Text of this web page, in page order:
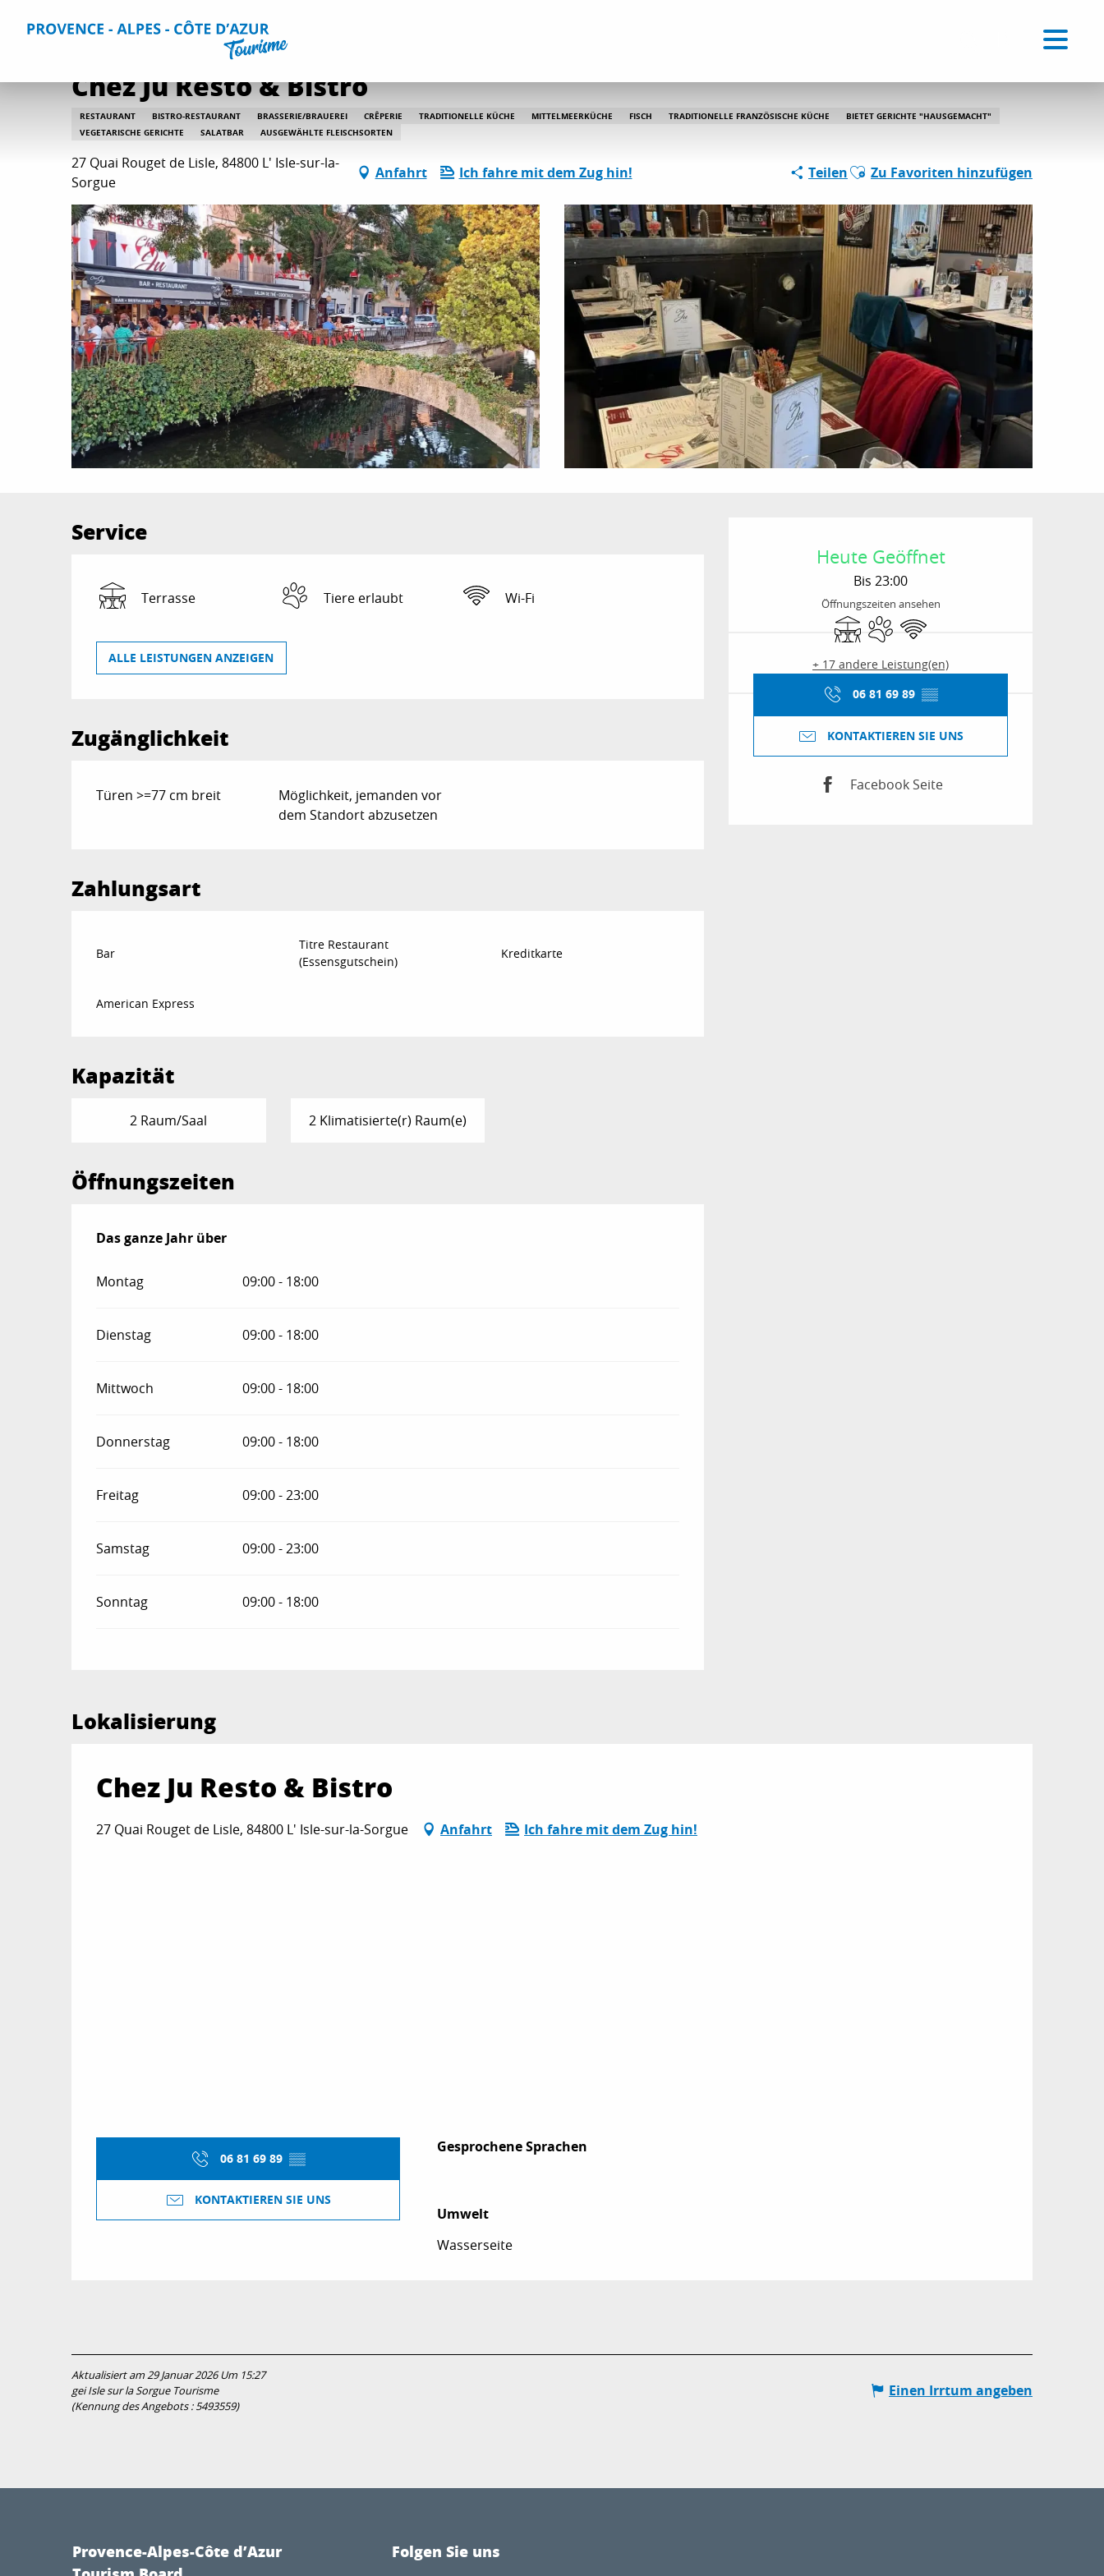
Home Aufenthalt Restaurants Alle Restaurants
Chez Ju Resto & Bistro
RESTAURANT BISTRO-RESTAURANT BRASSERIE/BRAUEREI CRÊPERIE TRADITIONELLE KÜCHE MITTELMEERKÜCHE FISCH TRADITIONELLE FRANZÖSISCHE KÜCHE
BIETET GERICHTE "HAUSGEMACHT"
VEGETARISCHE GERICHTE
SALATBAR AUSGEWÄHLTE FLEISCHSORTEN
27 Quai Rouget de Lisle, 84800 L' Isle-sur-la-
Sorgue
Anfahrt Ich fahre mit dem Zug hin! TeilenAjouter aux favoris
Zu Favoriten hinzufügen
Öffnungszeiten &
Heute Geöffnet
Bis 23:00
Öffnungszeiten ansehen
TerrasseTiere erlaubt
Wi-Fi
+ 17 andere Leistung(en)
06 81 69 89 ▒▒
KONTAKTIEREN SIE UNS
Facebook Seite
Service
Terrasse Tiere erlaubt Wi-Fi
ALLE LEISTUNGEN ANZEIGEN
Zugänglichkeit
Türen >=77 cm breit
Möglichkeit, jemanden vor
dem Standort abzusetzen
Zahlungsart
Bar
Titre Restaurant
(Essensgutschein)
Kreditkarte
American Express
Kapazität
2 Raum/Saal 2 Klimatisierte(r) Raum(e)
Öffnungszeiten
Das ganze Jahr über
Das ganze Jahr über
Montag 09:00 - 18:00
Dienstag 09:00 - 18:00
Mittwoch 09:00 - 18:00
Donnerstag 09:00 - 18:00
Freitag 09:00 - 23:00
Samstag 09:00 - 23:00
Sonntag 09:00 - 18:00
Lokalisierung
Chez Ju Resto & Bistro
27 Quai Rouget de Lisle, 84800 L' Isle-sur-la-Sorgue Anfahrt Ich fahre mit dem Zug hin!
06 81 69 89 ▒▒
KONTAKTIEREN SIE UNS
Gesprochene Sprachen
Gesprochene Sprachen
Umwelt
Umwelt
Wasserseite
Aktualisiert am 29 Januar 2026 Um 15:27
gei Isle sur la Sorgue Tourisme
(Kennung des Angebots :5493559)
Einen Irrtum angeben
Provence-Alpes-Côte d’Azur
Folgen Sie uns